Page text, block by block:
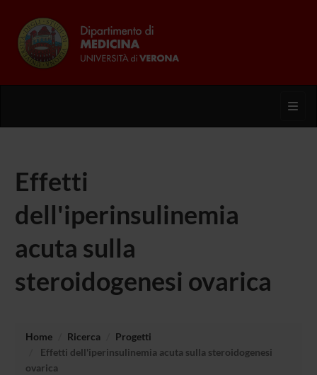
Effetti
dell'iperinsulinemia
acuta sulla
steroidogenesi ovarica
Home Ricerca
Progetti
Effetti dell'iperinsulinemia acuta sulla steroidogenesi
ovarica